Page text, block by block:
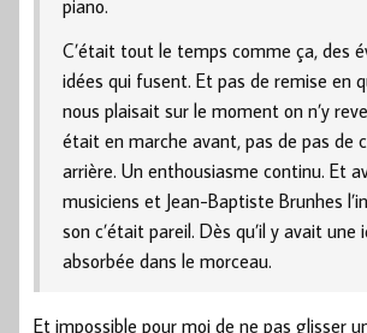
piano.
C’était tout le temps comme ça, des
idées qui fusent. Et pas de remise en
nous plaisait sur le moment on n’y
était en marche avant, pas de pas de
arrière. Un enthousiasme continu. Et
musiciens et Jean-Baptiste Brunhes
son c’était pareil. Dès qu’il y avait une
absorbée dans le morceau.
Et impossible pour moi de ne pas glisser